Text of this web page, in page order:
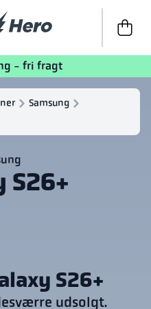
Til
- fri fragt
Samsung
S26+
S26+
udsolgt.